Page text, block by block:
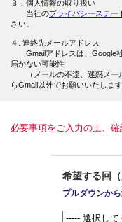
３．個人情報の取り扱い
当社のプライバシーステー
さい。
４. 連絡先メールアドレス
Gmailアドレスは、Google社
届かない可能性
（メールの不達、迷惑メー
らGmail以外でお願いいたします
必要事項をご入力の上、確
希望する回
プルダウンか